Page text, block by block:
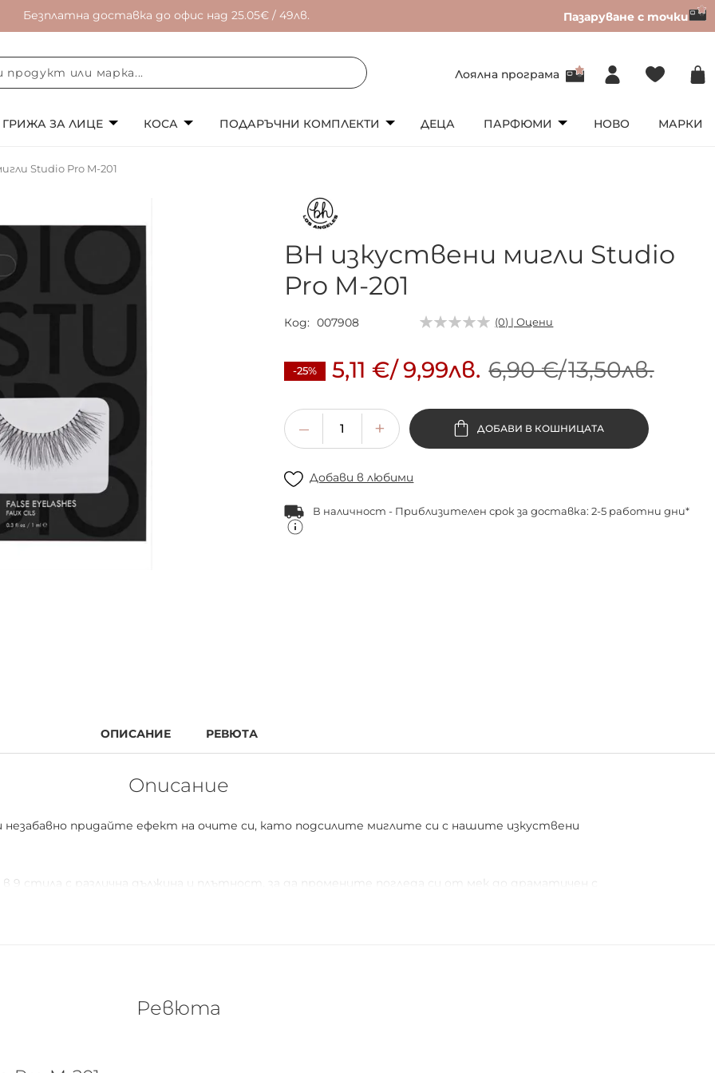
Безплатна доставка до офис над 25.05€ / 49лв. Пазаруване с точки
Лоялна програма
ГРИЖА ЗА ЛИЦЕ КОСА ПОДАРЪЧНИ КОМПЛЕКТИ ДЕЦА ПАРФЮМИ НОВО МАРКИ
Studio Pro M-201
BH изкуствени мигли Studio
Pro M-201
Код 007908 (0) | Оцени
-25% 5,11 €/9,99лв. 6,90 €/13,50лв.
ДОБАВИ В КОШНИЦАТА
Добави в любими
В наличност - Приблизителен срок за доставка: 2-5 работни дни*
ОПИСАНИЕ РЕВЮТА
Описание
незабавно придайте ефект на очите си, като подсилите миглите си с нашите изкуствени
9 стила с различна дължина и плътност, за да промените погледа си от мек до драматичен с
Ревюта